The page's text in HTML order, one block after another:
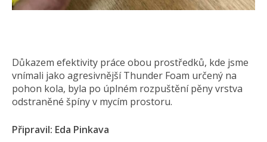
Důkazem efektivity práce obou prostředků, kde jsme
vnímali jako agresivnější Thunder Foam určený na
pohon kola, byla po úplném rozpuštění pěny vrstva
odstraněné špíny v mycím prostoru.
Připravil: Eda Pinkava